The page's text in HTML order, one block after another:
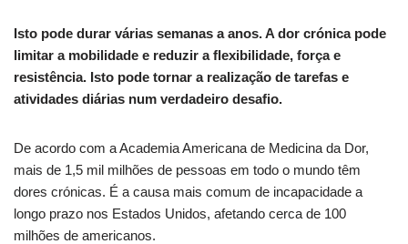
Isto pode durar várias semanas a anos. A dor crónica pode
limitar a mobilidade e reduzir a flexibilidade, força e
resistência. Isto pode tornar a realização de tarefas e
atividades diárias num verdadeiro desafio.
De acordo com a Academia Americana de Medicina da Dor,
mais de 1,5 mil milhões de pessoas em todo o mundo têm
dores crónicas. É a causa mais comum de incapacidade a
longo prazo nos Estados Unidos, afetando cerca de 100
milhões de americanos.